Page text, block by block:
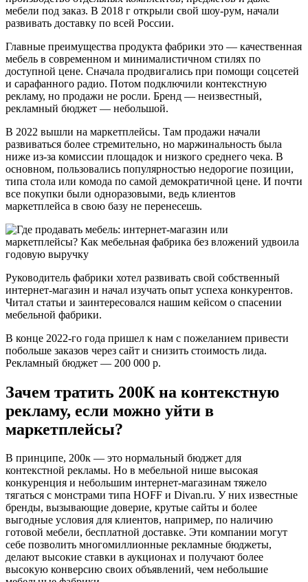
мебели под заказ. В 2018 г открыли свой шоу-рум, начали
развивать доставку по всей России.
Главные преимущества продукта фабрики это — качественная
мебель в современном и минималистичном стилях по
доступной цене. Сначала продвигались при помощи соцсетей
и сарафанного радио. Потом подключили контекстную
рекламу, но продажи не росли. Бренд — неизвестный,
рекламный бюджет — небольшой.
В 2022 вышли на маркетплейсы. Там продажи начали
развиваться более стремительно, но маржинальность была
ниже из-за комиссии площадок и низкого среднего чека. В
основном, пользовались популярностью недорогие позиции,
типа стола или комода по самой демократичной цене. И почти
все покупки были одноразовыми, ведь клиентов
маркетплейса в свою базу не перенесешь.
Руководитель фабрики хотел развивать свой собственный
интернет-магазин и начал изучать опыт успеха конкурентов.
Читал статьи и заинтересовался нашим кейсом о спасении
мебельной фабрики.
В конце 2022-го года пришел к нам с пожеланием привести
побольше заказов через сайт и снизить стоимость лида.
Рекламный бюджет — 200 000 р.
Зачем тратить 200К на контекстную
рекламу, если можно уйти в
маркетплейсы?
В принципе, 200к — это нормальный бюджет для
контекстной рекламы. Но в мебельной нише высокая
конкуренция и небольшим интернет-магазинам тяжело
тягаться с монстрами типа HOFF и Divan.ru. У них известные
бренды, вызывающие доверие, крутые сайты и более
выгодные условия для клиентов, например, по наличию
готовой мебели, бесплатной доставке. Эти компании могут
себе позволить многомиллионные рекламные бюджеты,
делают высокие ставки в аукционах и получают более
высокую конверсию своих объявлений, чем небольшие